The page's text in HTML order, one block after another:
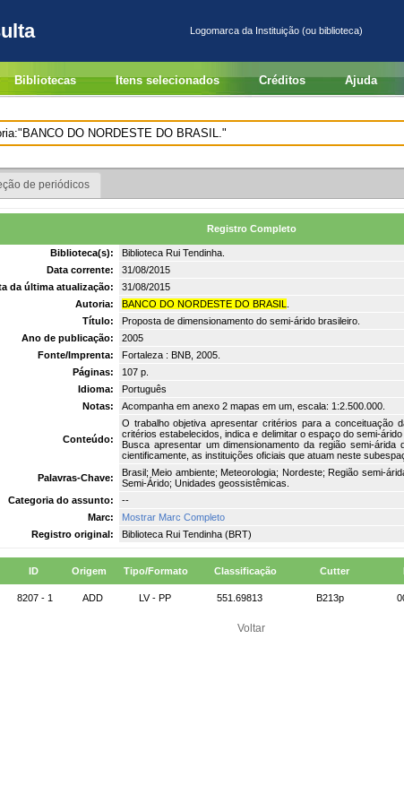
Logomarca da Instituição (ou biblioteca)
Bibliotecas Itens selecionados Créditos Ajuda
de periódicos
Registro Completo
Biblioteca(s):
Biblioteca Rui Tendinha.
Data corrente:
31/08/2015
da última atualização:
31/08/2015
Autoria:
BANCO DO NORDESTE DO BRASIL
Título:
Proposta de dimensionamento do semi-árido brasileiro.
Ano de publicação:
2005
Fonte/Imprenta:
Fortaleza : BNB, 2005.
Páginas:
107 p.
Idioma:
Português
Notas:
Acompanha em anexo 2 mapas em um, escala: 1:2.500.000.
Conteúdo:
O trabalho objetiva apresentar critérios para a conceituação
critérios estabelecidos, indica e delimitar o espaço do semi-
Busca apresentar um dimensionamento da região semi-
cientificamente, as instituições oficiais que atuam neste
Palavras-Chave:
Brasil; Meio ambiente; Meteorologia; Nordeste; Região semi-
Semi-Árido; Unidades geossistêmicas.
Categoria do assunto:
--
Marc:
Mostrar Marc Completo
Registro original:
Biblioteca Rui Tendinha (BRT)
ID Origem Tipo/Formato Classificação Cutter
8207 - 1 ADD LV - PP 551.69813 B213p
Voltar